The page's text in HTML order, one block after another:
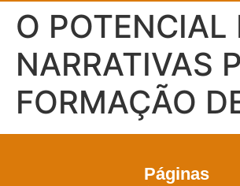
O POTENCIAL
NARRATIVAS
FORMAÇÃO
Páginas